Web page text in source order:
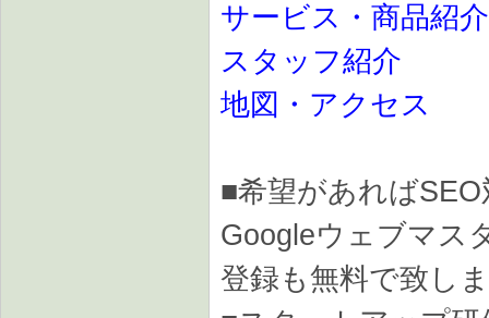
サービス・商品紹介
スタッフ紹介
地図・アクセス
■希望があれば
Googleウェブマス
登録も無料で致し